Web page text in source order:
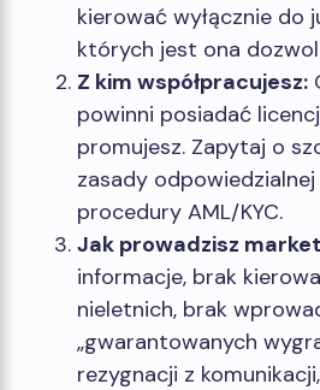
kierować wyłącznie do
których jest ona
Z kim współpracujesz:
powinni posiadać
promujesz. Zapytaj o
zasady
procedury AML/KYC.
Jak prowadzisz
informacje, brak
nieletnich, brak
„gwarantowanych
rezygnacji z